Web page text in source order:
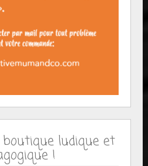
ludique et
!